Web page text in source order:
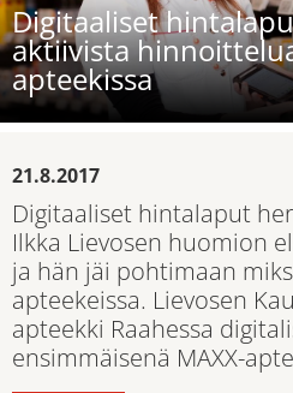
Digitaaliset
aktiivista
apteekissa
21.8.2017
Digitaaliset hintalaput
Ilkka Lievosen huomion
ja hän jäi pohtimaan
apteekeissa. Lievosen
apteekki Raahessa
ensimmäisenä MAXX-